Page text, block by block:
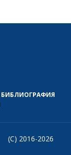
БИБЛИОГРАФИЯ
(C) 2016-2026